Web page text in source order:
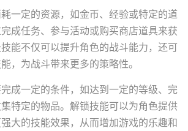
一定的资源，如金币、经验或特定的道
成任务、参与活动或购买商店道具来获
能不仅可以提升角色的战斗能力，还可
，为战斗带来更多的策略性。
成一定的条件，如达到一定的等级、完
特定的物品。解锁技能可以为角色提供
大的技能效果，从而增加游戏的乐趣和